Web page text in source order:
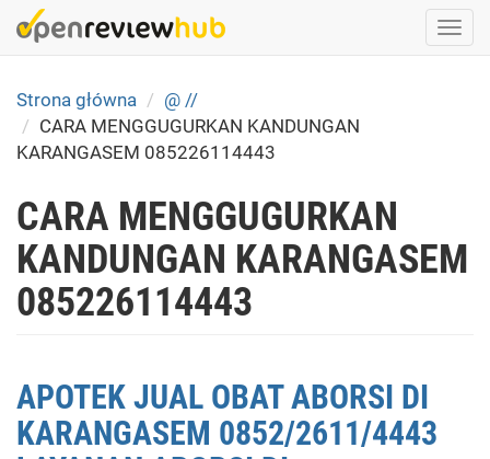
Skip
to
content
Strona główna
@ //
CARA MENGGUGURKAN KANDUNGAN
KARANGASEM 085226114443
CARA MENGGUGURKAN
KANDUNGAN KARANGASEM
085226114443
APOTEK JUAL OBAT ABORSI DI
KARANGASEM 0852/2611/4443